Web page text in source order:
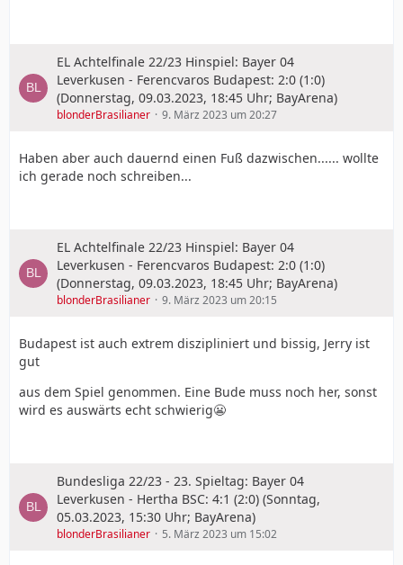
EL Achtelfinale 22/23 Hinspiel: Bayer 04
Leverkusen - Ferencvaros Budapest: 2:0 (1:0)
(Donnerstag, 09.03.2023, 18:45 Uhr; BayArena)
blonderBrasilianer 9. März 2023 um 20:27
Haben aber auch dauernd einen Fuß dazwischen...... wollte
ich gerade noch schreiben...
EL Achtelfinale 22/23 Hinspiel: Bayer 04
Leverkusen - Ferencvaros Budapest: 2:0 (1:0)
(Donnerstag, 09.03.2023, 18:45 Uhr; BayArena)
blonderBrasilianer 9. März 2023 um 20:15
Budapest ist auch extrem diszipliniert und bissig, Jerry ist
gut
aus dem Spiel genommen. Eine Bude muss noch her, sonst
wird es auswärts echt schwierig😬
Bundesliga 22/23 - 23. Spieltag: Bayer 04
Leverkusen - Hertha BSC: 4:1 (2:0) (Sonntag,
05.03.2023, 15:30 Uhr; BayArena)
blonderBrasilianer 5. März 2023 um 15:02